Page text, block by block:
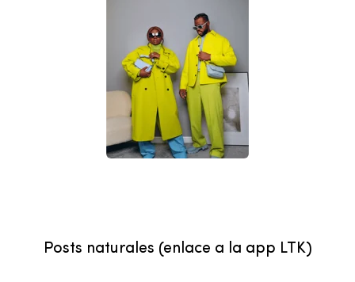
Posts naturales (enlace a la app LTK)